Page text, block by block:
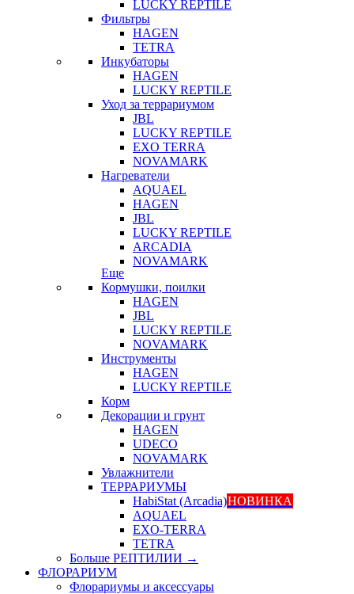
LUCKY REPTILE
Фильтры
HAGEN
TETRA
Инкубаторы
HAGEN
LUCKY REPTILE
Уход за террариумом
JBL
LUCKY REPTILE
EXO TERRA
NOVAMARK
Нагреватели
AQUAEL
HAGEN
JBL
LUCKY REPTILE
ARCADIA
NOVAMARK
Еще
Кормушки, поилки
HAGEN
JBL
LUCKY REPTILE
NOVAMARK
Инструменты
HAGEN
LUCKY REPTILE
Корм
Декорации и грунт
HAGEN
UDECO
NOVAMARK
Увлажнители
ТЕРРАРИУМЫ
HabiStat (Arcadia)НОВИНКА
AQUAEL
EXO-TERRA
TETRA
Больше РЕПТИЛИИ →
ФЛОРАРИУМ
Флорариумы и аксессуары